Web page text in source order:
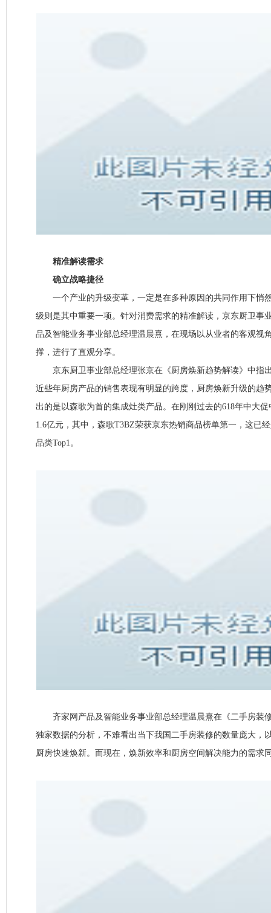
精准解读需求
确立战略捷径
一个产业的升级变革，一定是在多种原因的共同作用下悄
级则是其中重要一项。针对消费需求的精准解读，京东厨卫事
品及智能业务事业部总经理温晨熹，在现场以从业者的客观视
撑，进行了直观分享。
京东厨卫事业部总经理张京在《厨房焕新趋势解读》中指
近些年厨房产品的销售表现有明显的跨度，厨房焕新升级的趋
出的是以森歌为首的集成灶类产品。在刚刚过去的618年中大
1.6亿元，其中，森歌T3BZ荣获京东热销商品榜单第一，这已
品类Top1。
齐家网产品及智能业务事业部总经理温晨熹在《二手房装
独家数据的分析，不难看出当下我国二手房装修的数量庞大，
厨房快速焕新。而现在，焕新效率和厨房空间解决能力的需求